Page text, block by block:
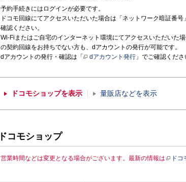
予約手続きにはログインが必要です。
ドコモ回線にてアクセスいただいた場合は「ネットワーク暗証番
確認ください。
Wi-Fiまたはご自宅のインターネット環境にてアクセスいただいた
の契約回線をお持ちでない方も、dアカウントの発行が可能です。
dアカウントの発行・確認は「
dアカウント発行 」でご確認くださ
ドコモショップを表示 量販店などを表示
ドコモショップ
営業時間などは変更となる場合がございます。最新の情報は ド